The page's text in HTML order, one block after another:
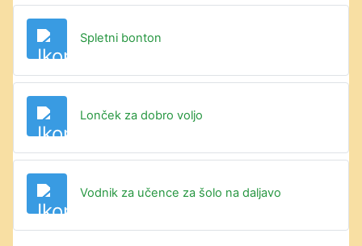
Spletni bonton
Lonček za dobro voljo
Vodnik za učence za šolo na daljavo